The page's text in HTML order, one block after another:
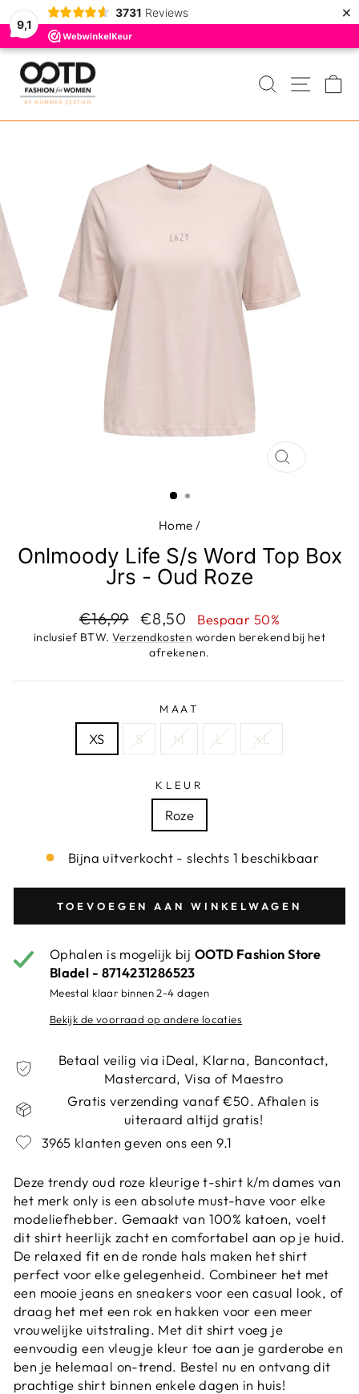
9,1
3731 Reviews ×
Door
naar
ZOEKEN
MENU
SLUIT
Home /
Onlmoody Life S/s Word Top Box
Jrs - Oud Roze
Adviesprijs
€16,99 Aanbiedingsprijs
€8,50 Bespaar 50%
inclusief BTW. Verzendkosten worden berekend bij het
afrekenen.
MAAT
XS S M L XL
KLEUR
Roze
Bijna uitverkocht - slechts 1 beschikbaar
TOEVOEGEN AAN WINKELWAGEN
Ophalen is mogelijk bij OOTD Fashion Store
Bladel - 8714231286523
Meestal klaar binnen 2-4 dagen
Bekijk de voorraad op andere locaties
Betaal veilig via iDeal, Klarna, Bancontact,
Mastercard, Visa of Maestro
Gratis verzending vanaf €50. Afhalen is
uiteraard altijd gratis!
3965 klanten geven ons een 9.1
Deze trendy oud roze kleurige t-shirt k/m dames van
het merk only is een absolute must-have voor elke
modeliefhebber. Gemaakt van 100% katoen, voelt
dit shirt heerlijk zacht en comfortabel aan op je huid.
De relaxed fit en de ronde hals maken het shirt
perfect voor elke gelegenheid. Combineer het met
een mooie jeans en sneakers voor een casual look, of
draag het met een rok en hakken voor een meer
vrouwelijke uitstraling. Met dit shirt voeg je
eenvoudig een vleugje kleur toe aan je garderobe en
ben je helemaal on-trend. Bestel nu en ontvang dit
prachtige shirt binnen enkele dagen in huis!